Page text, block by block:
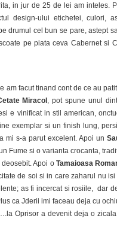
in jur de 25 de lei am inteles.
design-ului etichetei, culori,
drumul cel bun se pare, astept
pe piata ceva Cabernet si
am facut tinand cont de ce au
Miracol , pot spune unul
e vinificat in stil american,
exemplar si un finish lung,
mi s-a parut excelent. Apoi un
Fume si o varianta crocanta,
Apoi o Tamaioasa
de soi si in care zaharul nu
as fi incercat si rosiile, dar
ca Jderii imi faceau deja cu
Oprisor a devenit deja o